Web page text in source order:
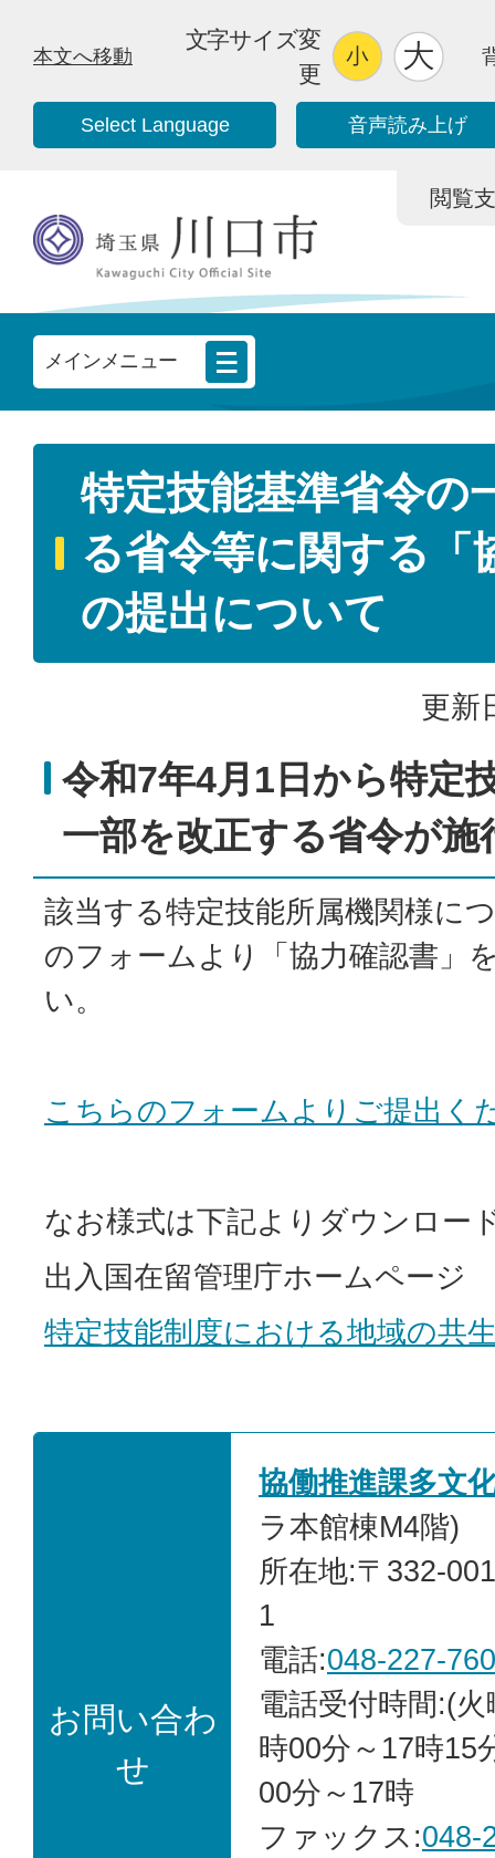
本文へ移動
文字サイズ変
更
Select Language 音声読み上げ
閲覧
メインメニュー
特定技能基準省令の
る省令等に関する「
の提出について
更新
令和7年4月1日から特定
一部を改正する省令が施
該当する特定技能所属機関様に
のフォームより「協力確認書」
い。
こちらのフォームよりご提出く
なお様式は下記よりダウンロー
出入国在留管理庁ホームページ
特定技能制度における地域の共
お問い合わ
せ
協働推進課多文
ラ本館棟M4階)
所在地:〒332-
1
電話:048-227-
電話受付時間:(
時00分～17時15
00分～17時
ファックス:048-